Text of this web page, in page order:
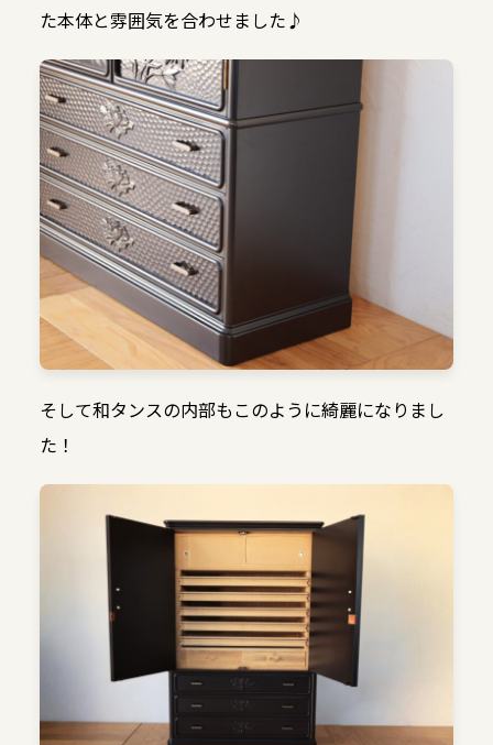
た本体と雰囲気を合わせました♪
そして和タンスの内部もこのように綺麗になりまし
た！